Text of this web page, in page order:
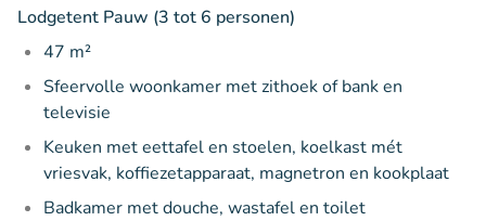
Lodgetent Pauw (3 tot 6 personen)
47 m²
Sfeervolle woonkamer met zithoek of bank en
televisie
Keuken met eettafel en stoelen, koelkast mét
vriesvak, koffiezetapparaat, magnetron en kookplaat
Badkamer met douche, wastafel en toilet